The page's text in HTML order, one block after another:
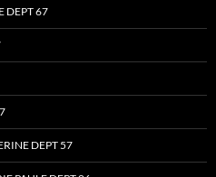
DEPT 67
DEPT 57